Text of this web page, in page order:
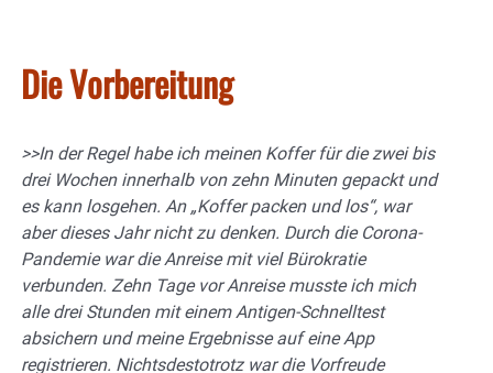
Die Vorbereitung
>>In der Regel habe ich meinen Koffer für die zwei bis
drei Wochen innerhalb von zehn Minuten gepackt und
es kann losgehen. An „Koffer packen und los“, war
aber dieses Jahr nicht zu denken. Durch die Corona-
Pandemie war die Anreise mit viel Bürokratie
verbunden. Zehn Tage vor Anreise musste ich mich
alle drei Stunden mit einem Antigen-Schnelltest
absichern und meine Ergebnisse auf eine App
registrieren. Nichtsdestotrotz war die Vorfreude